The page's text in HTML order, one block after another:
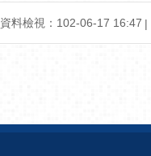
資料檢視：102-06-17 16:47